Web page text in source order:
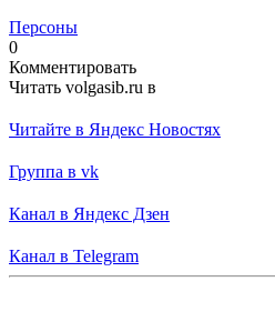
Персоны
0
Комментировать
Читать volgasib.ru в
Читайте в Яндекс Новостях
Группа в vk
Канал в Яндекс Дзен
Канал в Telegram